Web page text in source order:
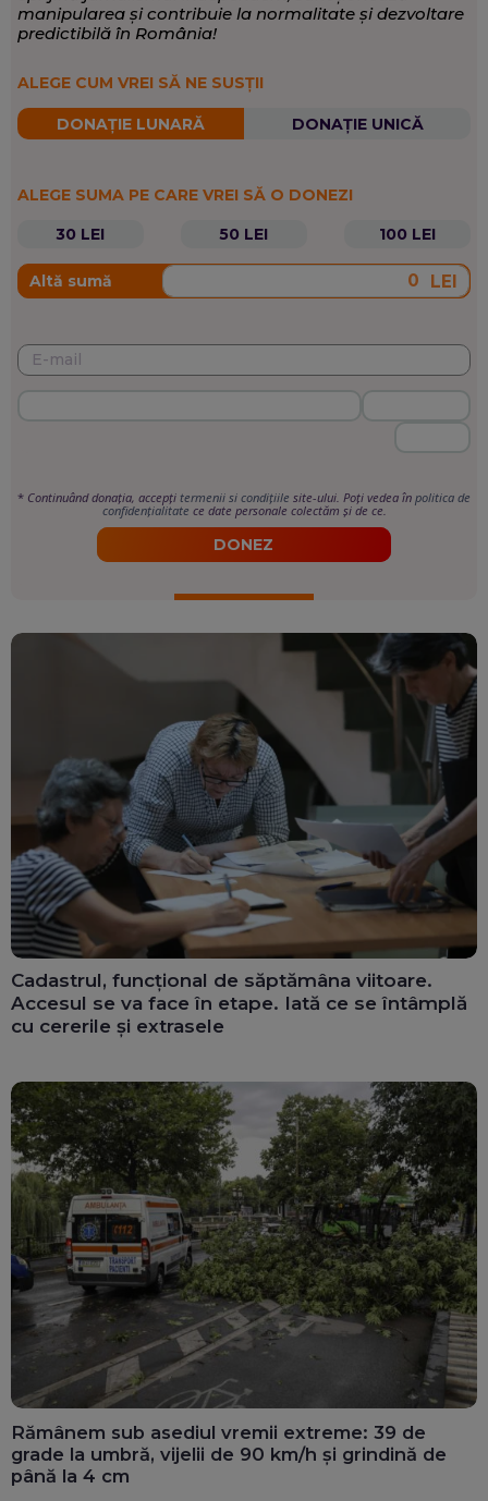
țară.
EXPERTIZĂ:Politică internă și internațională,
publicului.
SCRIE DESPRE:Opinii și analize
manipularea și contribuie la normalitate și dezvoltare
predictibilă în România!
ALEGE CUM VREI SĂ NE SUSȚII
DONAȚIE LUNARĂ DONAȚIE UNICĂ
ALEGE SUMA PE CARE VREI SĂ O DONEZI
30 LEI
50 LEI 100 LEI
Altă sumă LEI
* Continuând donația, accepți termenii si condițiile site-ului. Poți vedea în politica de
confidențialitate ce date personale colectăm și de ce.
DONEZ
Cadastrul, funcțional de săptămâna viitoare.
Accesul se va face în etape. Iată ce se întâmplă
cu cererile și extrasele
Rămânem sub asediul vremii extreme: 39 de
grade la umbră, vijelii de 90 km/h și grindină de
până la 4 cm